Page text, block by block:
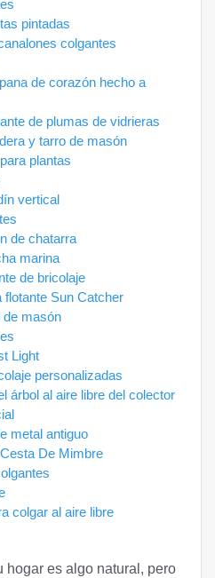
pintadas
colgantes
de corazón hecho a
de plumas de vidrieras
y tarro de masón
plantas
vertical
de chatarra
marina
de bricolaje
flotante Sun Catcher
de masón
Light
personalizadas
árbol al aire libre del colector
metal antiguo
De Mimbre
colgar al aire libre
hogar es algo natural, pero